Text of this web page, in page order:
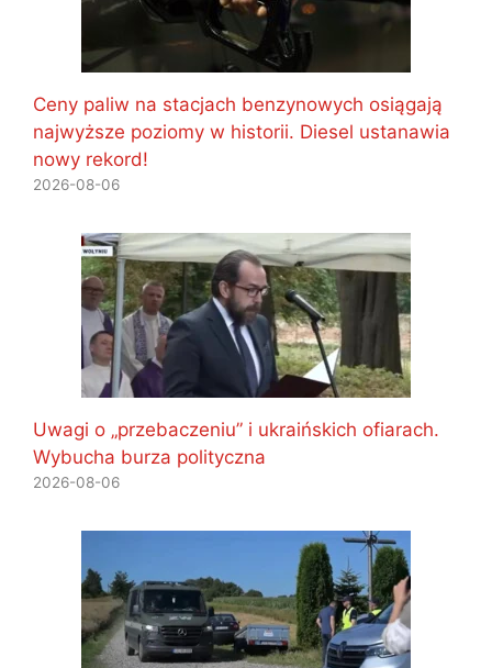
Ceny paliw na stacjach benzynowych osiągają
najwyższe poziomy w historii. Diesel ustanawia
nowy rekord!
2026-08-06
Uwagi o „przebaczeniu” i ukraińskich ofiarach.
Wybucha burza polityczna
2026-08-06